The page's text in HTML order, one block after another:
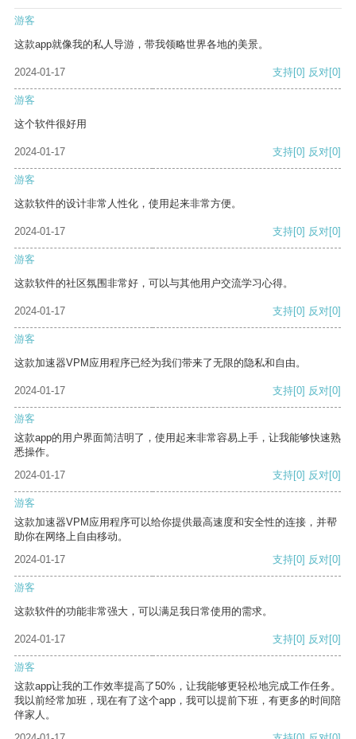
游客
这款app就像我的私人导游，带我领略世界各地的美景。
2024-01-17 支持[0] 反对[0]
游客
这个软件很好用
2024-01-17 支持[0] 反对[0]
游客
这款软件的设计非常人性化，使用起来非常方便。
2024-01-17 支持[0] 反对[0]
游客
这款软件的社区氛围非常好，可以与其他用户交流学习心得。
2024-01-17 支持[0] 反对[0]
游客
这款加速器VPM应用程序已经为我们带来了无限的隐私和自由。
2024-01-17 支持[0] 反对[0]
游客
这款app的用户界面简洁明了，使用起来非常容易上手，让我能够快速熟
悉操作。
2024-01-17
支持[0] 反对[0]
游客
这款加速器VPM应用程序可以给你提供最高速度和安全性的连接，并帮
助你在网络上自由移动。
2024-01-17
支持[0] 反对[0]
游客
这款软件的功能非常强大，可以满足我日常使用的需求。
2024-01-17 支持[0] 反对[0]
游客
这款app让我的工作效率提高了50%，让我能够更轻松地完成工作任务。
我以前经常加班，现在有了这个app，我可以提前下班，有更多的时间陪
伴家人。